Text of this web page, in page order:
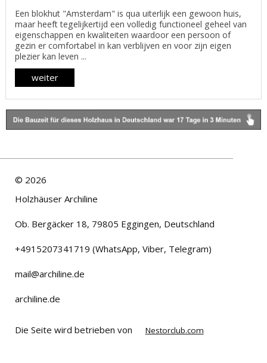
Een blokhut "Amsterdam" is qua uiterlijk een gewoon huis,
maar heeft tegelijkertijd een volledig functioneel geheel van
eigenschappen en kwaliteiten waardoor een persoon of
gezin er comfortabel in kan verblijven en voor zijn eigen
plezier kan leven ...
weiter
© 2026
Holzhäuser Archiline
Ob. Bergäcker 18, 79805 Eggingen, Deutschland
+4915207341719 (WhatsApp, Viber, Telegram)
mail@archiline.de
archiline.de
Die Seite wird betrieben von Nestorclub.com